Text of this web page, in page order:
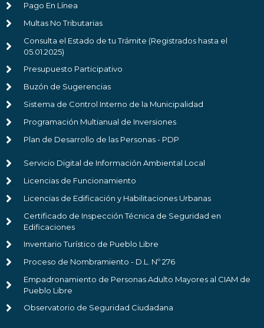
Pago En Línea
Multas No Tributarias
Consulta el Estado de tu Trámite (Registrados hasta el
05.01.2025)
Presupuesto Participativo
Buzón de Sugerencias
Sistema de Control Interno de la Municipalidad
Programación Multianual de Inversiones
Plan de Desarrollo de las Personas - PDP
Servicio Digital de Información Ambiental Local
Licencias de Funcionamiento
Licencias de Edificación y Habilitaciones Urbanas
Certificado de Inspección Técnica de Seguridad en
Edificaciones
Inventario Turístico de Pueblo Libre
Proceso de Nombramiento - D.L. Nº 276
Empadronamiento de Personas Adulto Mayores al CIAM de
Pueblo Libre
Observatorio de Seguridad Ciudadana